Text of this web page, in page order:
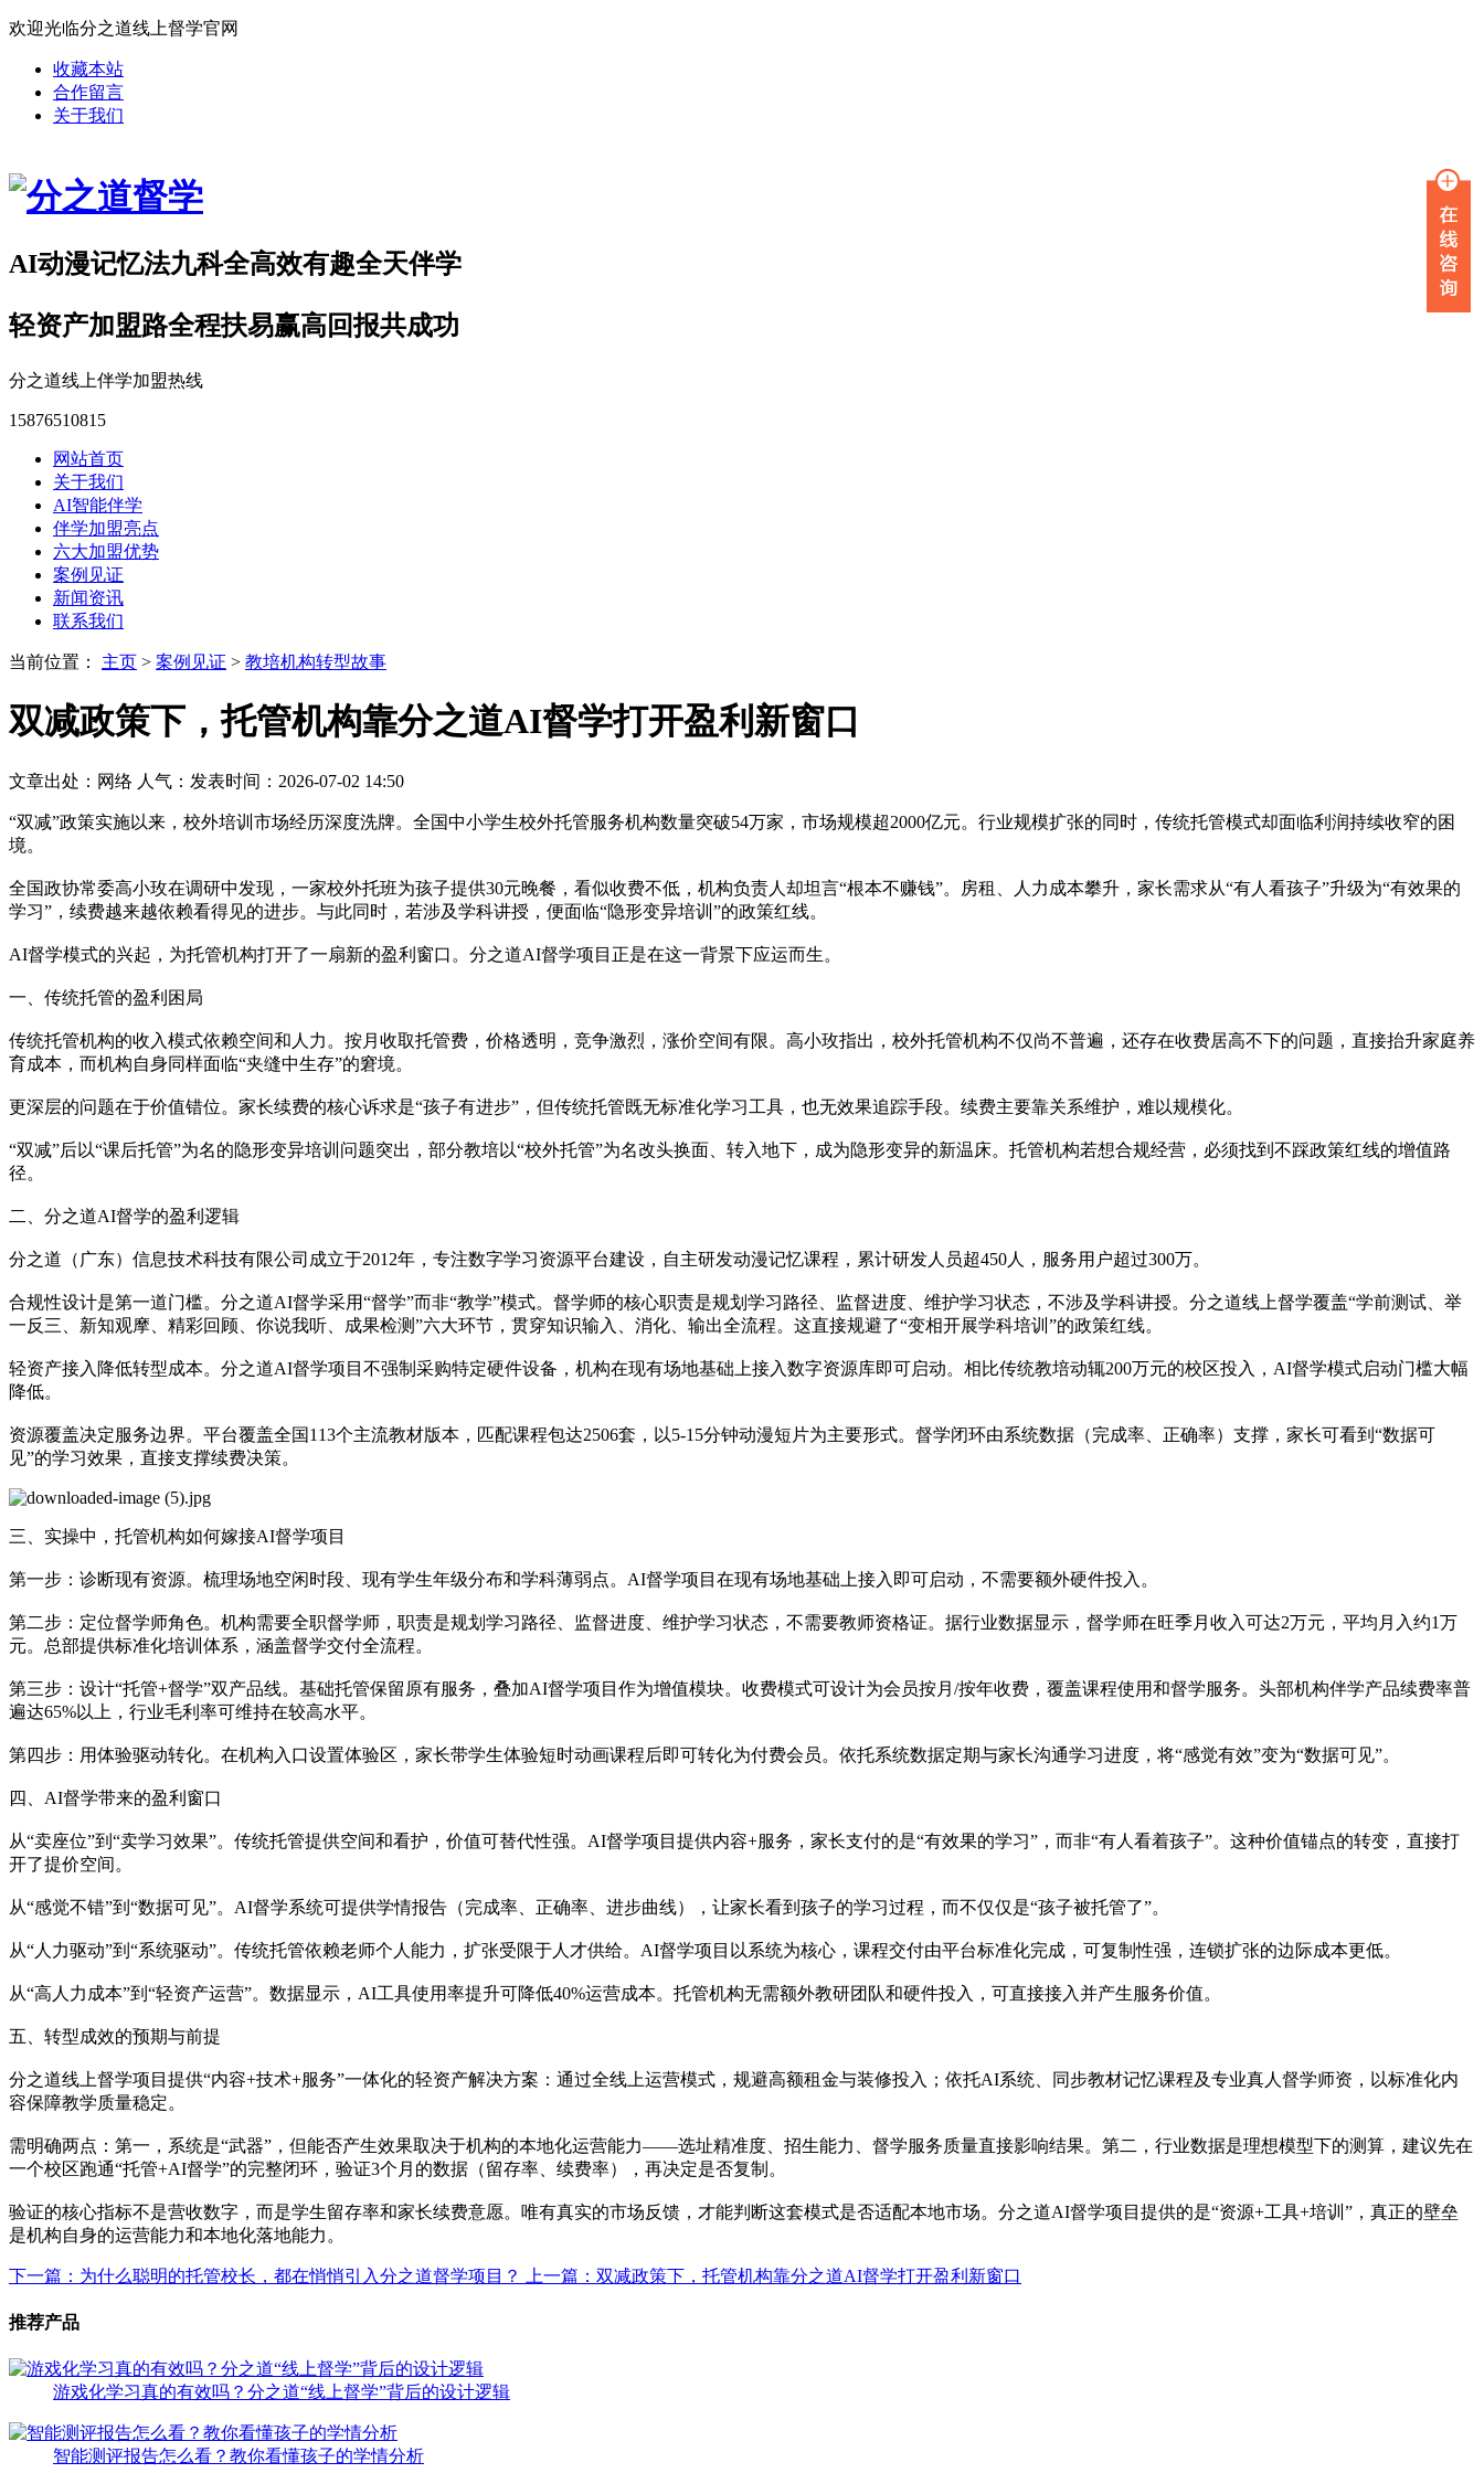
欢迎光临分之道线上督学官网
收藏本站
合作留言
关于我们
AI动漫记忆法九科全高效有趣全天伴学
轻资产加盟路全程扶易赢高回报共成功
分之道线上伴学加盟热线
15876510815
网站首页
关于我们
AI智能伴学
伴学加盟亮点
六大加盟优势
案例见证
新闻资讯
联系我们
当前位置： 主页 > 案例见证 > 教培机构转型故事
双减政策下，托管机构靠分之道AI督学打开盈利新窗口
文章出处：网络 人气： 发表时间：2026-07-02 14:50
“双减”政策实施以来，校外培训市场经历深度洗牌。全国中小学生校外托管服务机构数量突破54万家，市场规模超2000亿元。行业规模扩张的同时，传统托管模式却面临利润持续收窄的困
境。
全国政协常委高小玫在调研中发现，一家校外托班为孩子提供30元晚餐，看似收费不低，机构负责人却坦言“根本不赚钱”。房租、人力成本攀升，家长需求从“有人看孩子”升级为“有效果的
学习”，续费越来越依赖看得见的进步。与此同时，若涉及学科讲授，便面临“隐形变异培训”的政策红线。
AI督学模式的兴起，为托管机构打开了一扇新的盈利窗口。分之道AI督学项目正是在这一背景下应运而生。
一、传统托管的盈利困局
传统托管机构的收入模式依赖空间和人力。按月收取托管费，价格透明，竞争激烈，涨价空间有限。高小玫指出，校外托管机构不仅尚不普遍，还存在收费居高不下的问题，直接抬升家庭养
育成本，而机构自身同样面临“夹缝中生存”的窘境。
更深层的问题在于价值错位。家长续费的核心诉求是“孩子有进步”，但传统托管既无标准化学习工具，也无效果追踪手段。续费主要靠关系维护，难以规模化。
“双减”后以“课后托管”为名的隐形变异培训问题突出，部分教培以“校外托管”为名改头换面、转入地下，成为隐形变异的新温床。托管机构若想合规经营，必须找到不踩政策红线的增值路
径。
二、分之道AI督学的盈利逻辑
分之道（广东）信息技术科技有限公司成立于2012年，专注数字学习资源平台建设，自主研发动漫记忆课程，累计研发人员超450人，服务用户超过300万。
合规性设计是第一道门槛。分之道AI督学采用“督学”而非“教学”模式。督学师的核心职责是规划学习路径、监督进度、维护学习状态，不涉及学科讲授。分之道线上督学覆盖“学前测试、举
一反三、新知观摩、精彩回顾、你说我听、成果检测”六大环节，贯穿知识输入、消化、输出全流程。这直接规避了“变相开展学科培训”的政策红线。
轻资产接入降低转型成本。分之道AI督学项目不强制采购特定硬件设备，机构在现有场地基础上接入数字资源库即可启动。相比传统教培动辄200万元的校区投入，AI督学模式启动门槛大幅
降低。
资源覆盖决定服务边界。平台覆盖全国113个主流教材版本，匹配课程包达2506套，以5-15分钟动漫短片为主要形式。督学闭环由系统数据（完成率、正确率）支撑，家长可看到“数据可
见”的学习效果，直接支撑续费决策。
三、实操中，托管机构如何嫁接AI督学项目
第一步：诊断现有资源。梳理场地空闲时段、现有学生年级分布和学科薄弱点。AI督学项目在现有场地基础上接入即可启动，不需要额外硬件投入。
第二步：定位督学师角色。机构需要全职督学师，职责是规划学习路径、监督进度、维护学习状态，不需要教师资格证。据行业数据显示，督学师在旺季月收入可达2万元，平均月入约1万
元。总部提供标准化培训体系，涵盖督学交付全流程。
第三步：设计“托管+督学”双产品线。基础托管保留原有服务，叠加AI督学项目作为增值模块。收费模式可设计为会员按月/按年收费，覆盖课程使用和督学服务。头部机构伴学产品续费率普
遍达65%以上，行业毛利率可维持在较高水平。
第四步：用体验驱动转化。在机构入口设置体验区，家长带学生体验短时动画课程后即可转化为付费会员。依托系统数据定期与家长沟通学习进度，将“感觉有效”变为“数据可见”。
四、AI督学带来的盈利窗口
从“卖座位”到“卖学习效果”。传统托管提供空间和看护，价值可替代性强。AI督学项目提供内容+服务，家长支付的是“有效果的学习”，而非“有人看着孩子”。这种价值锚点的转变，直接打
开了提价空间。
从“感觉不错”到“数据可见”。AI督学系统可提供学情报告（完成率、正确率、进步曲线），让家长看到孩子的学习过程，而不仅仅是“孩子被托管了”。
从“人力驱动”到“系统驱动”。传统托管依赖老师个人能力，扩张受限于人才供给。AI督学项目以系统为核心，课程交付由平台标准化完成，可复制性强，连锁扩张的边际成本更低。
从“高人力成本”到“轻资产运营”。数据显示，AI工具使用率提升可降低40%运营成本。托管机构无需额外教研团队和硬件投入，可直接接入并产生服务价值。
五、转型成效的预期与前提
分之道线上督学项目提供“内容+技术+服务”一体化的轻资产解决方案：通过全线上运营模式，规避高额租金与装修投入；依托AI系统、同步教材记忆课程及专业真人督学师资，以标准化内
容保障教学质量稳定。
需明确两点：第一，系统是“武器”，但能否产生效果取决于机构的本地化运营能力——选址精准度、招生能力、督学服务质量直接影响结果。第二，行业数据是理想模型下的测算，建议先在
一个校区跑通“托管+AI督学”的完整闭环，验证3个月的数据（留存率、续费率），再决定是否复制。
验证的核心指标不是营收数字，而是学生留存率和家长续费意愿。唯有真实的市场反馈，才能判断这套模式是否适配本地市场。分之道AI督学项目提供的是“资源+工具+培训”，真正的壁垒
是机构自身的运营能力和本地化落地能力。
下一篇：为什么聪明的托管校长，都在悄悄引入分之道督学项目？ 上一篇：双减政策下，托管机构靠分之道AI督学打开盈利新窗口
推荐产品
游戏化学习真的有效吗？分之道“线上督学”背后的设计逻辑
智能测评报告怎么看？教你看懂孩子的学情分析